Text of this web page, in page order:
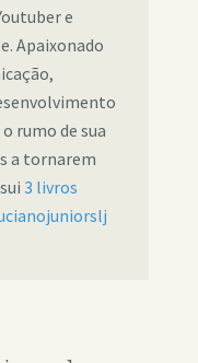
e
Apaixonado
rumo de sua
a tornarem
3 livros